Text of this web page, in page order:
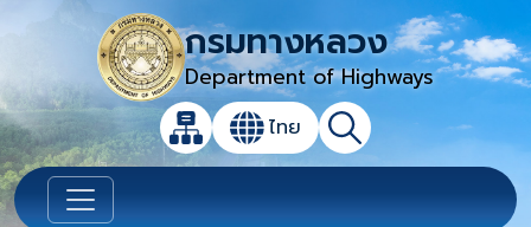
กรมทางหลวง
Department of Highways
แผนผังเว็บไซต์
เปลี่ยนภาษา
ไทย ค้นหา
เปิดกล่องค้นหาข้อมูลหลักของเว็บไซต์